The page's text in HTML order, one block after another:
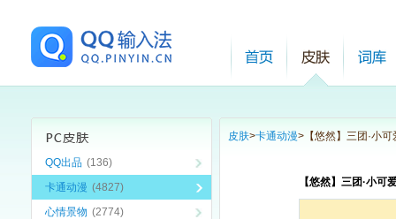
QQ出品 (136)
卡通动漫 (4827)
心情景物 (2774)
皮肤>卡通动漫> 【悠然】三团·小可
【悠然】三团·小可